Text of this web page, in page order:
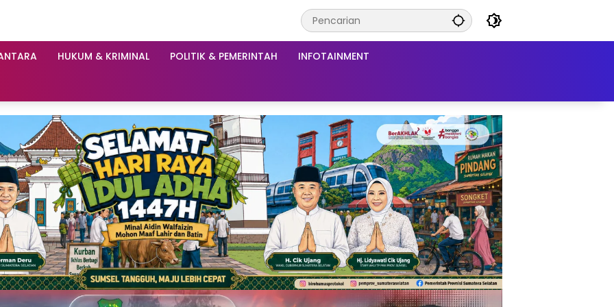
HUKUM & KRIMINAL POLITIK & PEMERINTAH INFOTAINMENT